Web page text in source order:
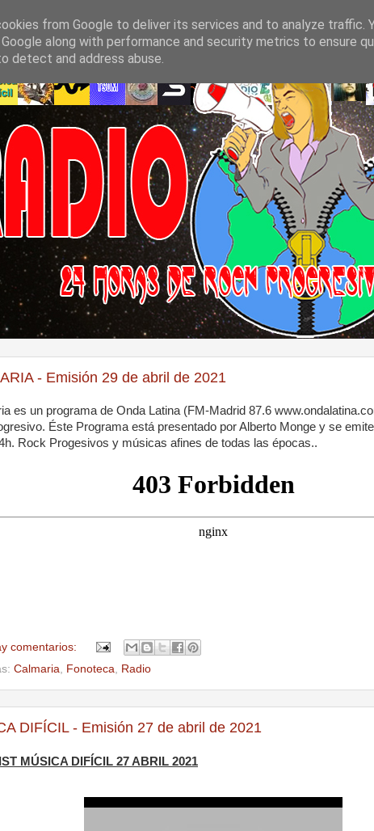
- Emisión 29 de abril de 2021
es un programa de Onda Latina (FM-Madrid 87.6
Éste Programa está presentado por Alberto Monge y se
Rock Progesivos y músicas afines de todas las épocas..
comentarios:
Calmaria, Fonoteca, Radio
DIFÍCIL - Emisión 27 de abril de 2021
MÚSICA DIFÍCIL 27 ABRIL 2021
from Google to deliver its services and to analyze traffic.
along with performance and security metrics to ensure
detect and address abuse.